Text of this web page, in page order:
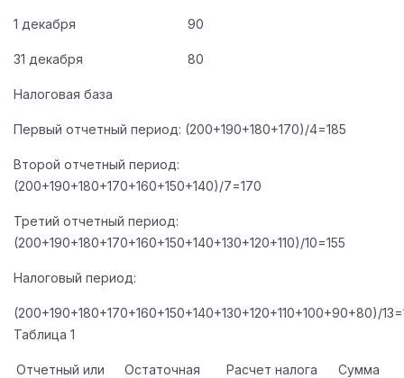
1 декабря 90
31 декабря 80
Налоговая база
Первый отчетный период: (200+190+180+170)/4=185
Второй отчетный период:
(200+190+180+170+160+150+140)/7=170
Третий отчетный период:
(200+190+180+170+160+150+140+130+120+110)/10=155
Налоговый период:
(200+190+180+170+160+150+140+130+120+110+100+90+80)/
Таблица 1
Отчетный или
Остаточная
Расчет налога
Сумма